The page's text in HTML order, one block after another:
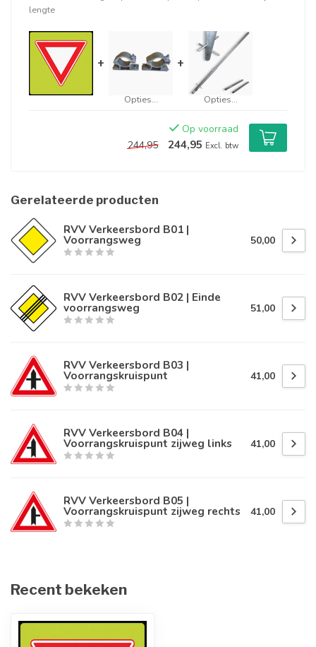
lengte
+
Opties...
+
Opties...
Op voorraad
244,95
244,95 Excl. btw
Gerelateerde producten
RVV Verkeersbord B01 |
Voorrangsweg 50,00
RVV Verkeersbord B02 | Einde
voorrangsweg 51,00
RVV Verkeersbord B03 |
Voorrangskruispunt 41,00
RVV Verkeersbord B04 |
Voorrangskruispunt zijweg links 41,00
RVV Verkeersbord B05 |
Voorrangskruispunt zijweg rechts 41,00
Recent bekeken